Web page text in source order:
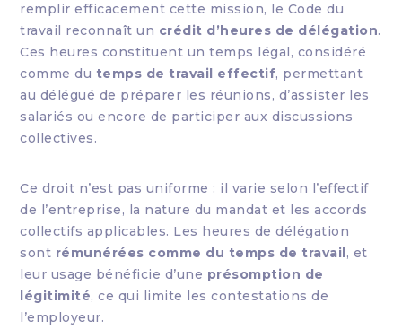
remplir efficacement cette mission, le Code du
travail reconnaît un crédit d’heures de délégation.
Ces heures constituent un temps légal, considéré
comme du temps de travail effectif, permettant
au délégué de préparer les réunions, d’assister les
salariés ou encore de participer aux discussions
collectives.
Ce droit n’est pas uniforme : il varie selon l’effectif
de l’entreprise, la nature du mandat et les accords
collectifs applicables. Les heures de délégation
sont rémunérées comme du temps de travail, et
leur usage bénéficie d’une présomption de
légitimité, ce qui limite les contestations de
l’employeur.